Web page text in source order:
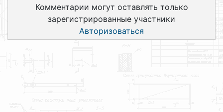
Комментарии могут оставлять только
зарегистрированные участники
Авторизоваться